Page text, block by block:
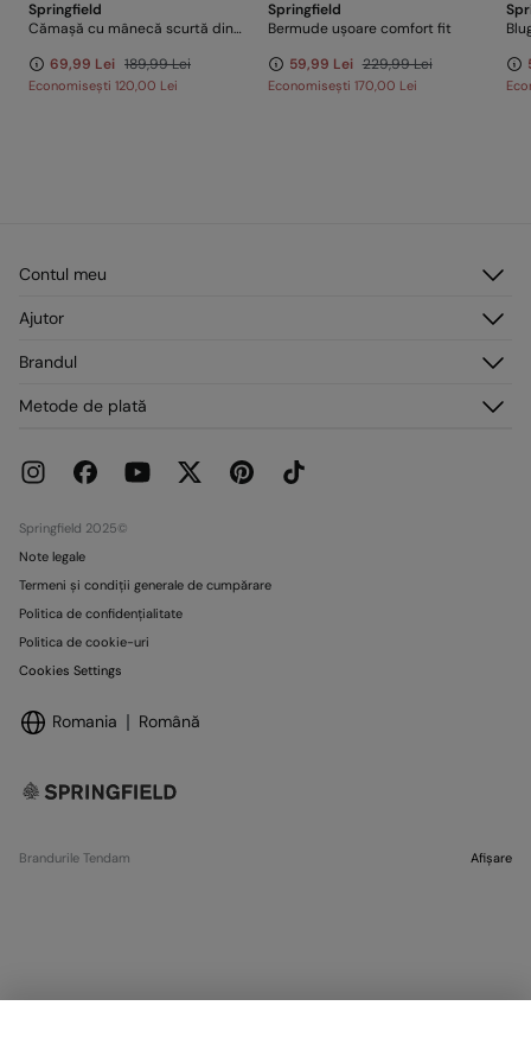
Springfield
Cămașă cu mânecă scurtă din in cu micro dungi
69,99 Lei 189,99 Lei
Economisești 120,00 Lei
Springfield
Bermude ușoare comfort fit
59,99 Lei 229,99 Lei
Economisești 170,00 Lei
Contul meu
Înregistrare
Adresele mele
Ajutor
Livrare
Promoții curente
Brandul
Magazine
Metode de plată
Springfield 2025©
Note legale
Termeni și condiții generale de cumpărare
Politica de confidențialitate
Politica de cookie-uri
Cookies Settings
Romania Română
Brandurile Tendam Afișare